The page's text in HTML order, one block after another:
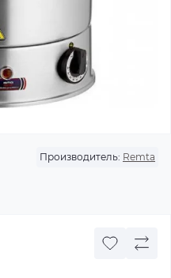
Производитель: Remta